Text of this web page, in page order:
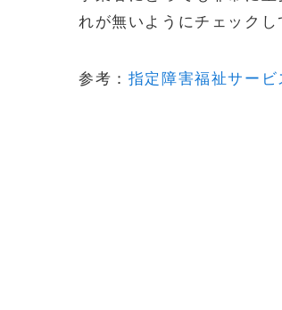
れが無いようにチェックし
参考： 指定障害福祉サー